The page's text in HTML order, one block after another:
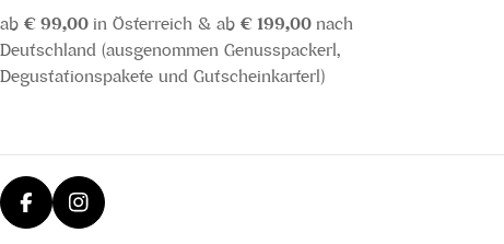
ab € 99,00 in Österreich & ab € 199,00 nach
Deutschland (ausgenommen Genusspackerl,
Degustationspakete und Gutscheinkarterl)
FacebookInstagram